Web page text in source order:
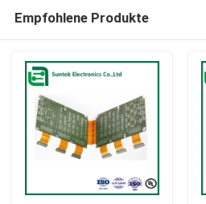
Empfohlene Produkte